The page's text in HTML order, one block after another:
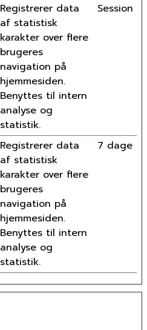
Registrerer data
af statistisk
karakter over flere
brugeres
navigation på
hjemmesiden.
Benyttes til intern
analyse og
statistik.
Session
Registrerer data
af statistisk
karakter over flere
brugeres
navigation på
hjemmesiden.
Benyttes til intern
analyse og
statistik.
7 dage